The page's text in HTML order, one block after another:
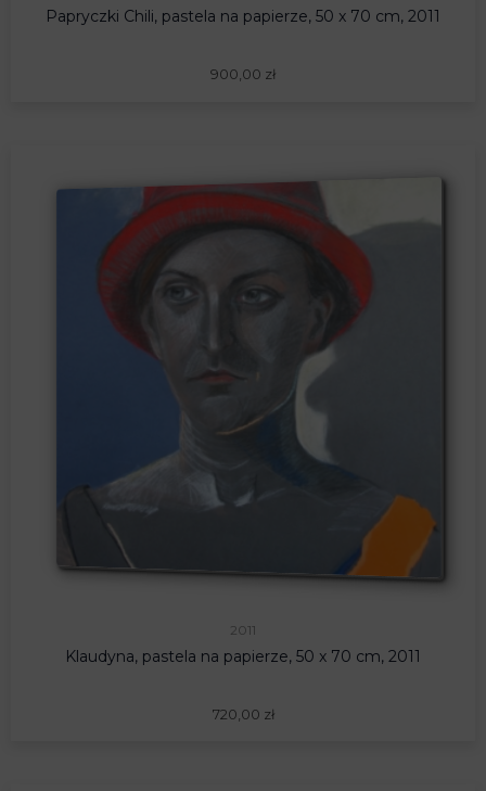
Papryczki Chili, pastela na papierze, 50 x 70 cm, 2011
900,00 zł
2011
Klaudyna, pastela na papierze, 50 x 70 cm, 2011
720,00 zł